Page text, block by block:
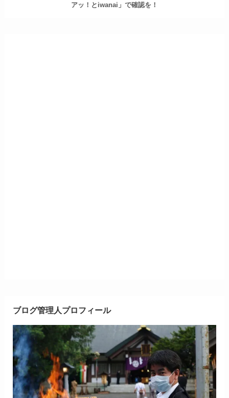
アッ！とiwanai」で確認を！
ブログ管理人プロフィール